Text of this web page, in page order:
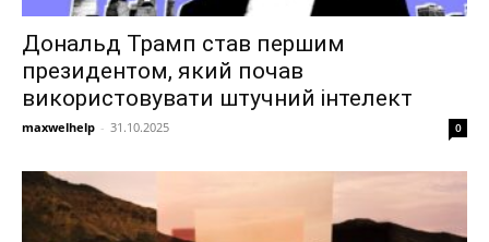
Дональд Трамп став першим
президентом, який почав
використовувати штучний інтелект
maxwelhelp - 31.10.2025 0